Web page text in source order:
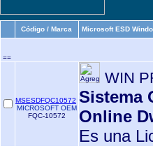
Código / Marca Microsoft ESD
==
MSESDFQC10572
MICROSOFT OEM
FQC-10572
WIN
Sistema
Online
Es una